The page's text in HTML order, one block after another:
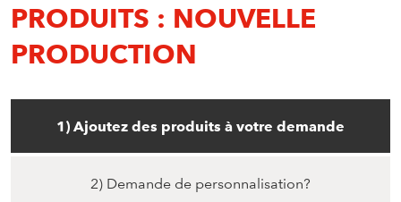
PRODUITS : NOUVELLE
PRODUCTION
1) Ajoutez des produits à votre demande
2) Demande de personnalisation?